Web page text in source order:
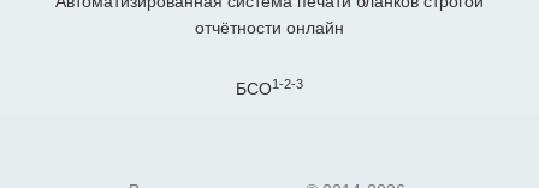
отчётности онлайн
БСО1-2-3